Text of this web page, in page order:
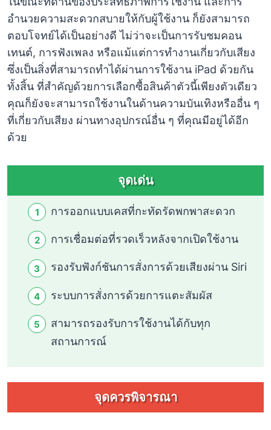
อำนวยความสะดวกสบายให้กับผู้ใช้งาน ก็ยังสามารถ
ตอบโจทย์ได้เป็นอย่างดี ไม่ว่าจะเป็นการรับชมคอน
เทนต์, การฟังเพลง หรือแม้แต่การทำงานเกี่ยวกับเสียง
ซึ่งเป็นสิ่งที่สามารถทำได้ผ่านการใช้งาน iPad ด้วยกัน
ทั้งสิ้น ที่สำคัญด้วยการเลือกซื้อสินค้าตัวนี้เพียงตัวเดียว
คุณก็ยังจะสามารถใช้งานในด้านความบันเทิงหรืออื่น ๆ
ที่เกี่ยวกับเสียง ผ่านทางอุปกรณ์อื่น ๆ ที่คุณมีอยู่ได้อีก
ด้วย
จุดเด่น
การออกแบบเคสที่กะทัดรัดพกพาสะดวก
การเชื่อมต่อที่รวดเร็วหลังจากเปิดใช้งาน
รองรับฟังก์ชันการสั่งการด้วยเสียงผ่าน Siri
ระบบการสั่งการด้วยการแตะสัมผัส
สามารถรองรับการใช้งานได้กับทุก
สถานการณ์
จุดควรพิจารณา